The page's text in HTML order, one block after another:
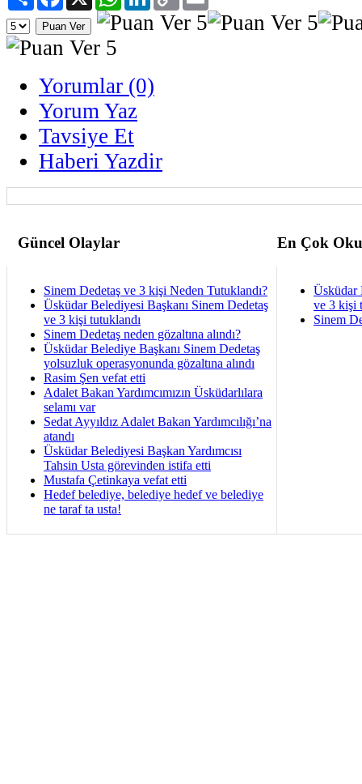
Link
Yorumlar (0)
Yorum Yaz
Tavsiye Et
Haberi Yazdir
Güncel Olaylar En Çok
Sinem Dedetaş ve 3 kişi Neden Tutuklandı?
Üsküdar Belediyesi Başkanı Sinem Dedetaş
ve 3 kişi tutuklandı
Sinem Dedetaş neden gözaltına alındı?
Üsküdar Belediye Başkanı Sinem Dedetaş
yolsuzluk operasyonunda gözaltına alındı
Rasim Şen vefat etti
Adalet Bakan Yardımcımızın Üsküdarlılara
selamı var
Sedat Ayyıldız Adalet Bakan Yardımcılığı’na
atandı
Üsküdar Belediyesi Başkan Yardımcısı
Tahsin Usta görevinden istifa etti
Mustafa Çetinkaya vefat etti
Hedef belediye, belediye hedef ve belediye
ne taraf ta usta!
Üsküdar
ve 3 kişi
Sinem